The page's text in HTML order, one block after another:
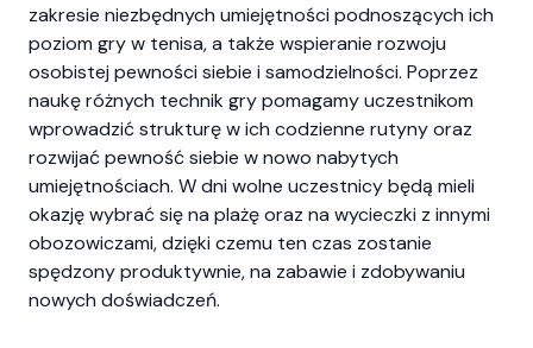
zakresie niezbędnych umiejętności podnoszących ich
poziom gry w tenisa, a także wspieranie rozwoju
osobistej pewności siebie i samodzielności. Poprzez
naukę różnych technik gry pomagamy uczestnikom
wprowadzić strukturę w ich codzienne rutyny oraz
rozwijać pewność siebie w nowo nabytych
umiejętnościach. W dni wolne uczestnicy będą mieli
okazję wybrać się na plażę oraz na wycieczki z innymi
obozowiczami, dzięki czemu ten czas zostanie
spędzony produktywnie, na zabawie i zdobywaniu
nowych doświadczeń.